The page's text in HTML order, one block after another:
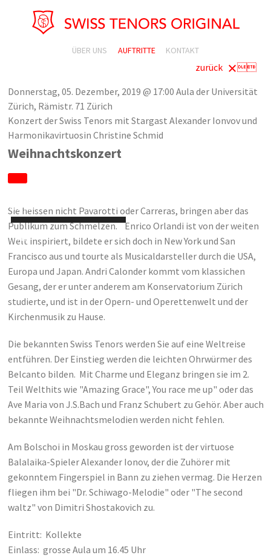
ÜBER UNS AUFTRITTE KONTAKT
zurück

Donnerstag, 05. Dezember, 2019 @ 17:00 Aula der Universität
Zürich, Rämistr. 71 Zürich
Konzert der Swiss Tenors mit Stargast Alexander Ionvov und
Harmonikavirtuosin Christine Schmid
Weihnachtskonzert
Audio-
00:00
00:00
Sie heissen nicht Pavarotti oder Carreras, bringen aber das
Publikum zum Schmelzen. Enrico Orlandi ist von der weiten
Welt inspiriert, bildete er sich doch in New York und San
Francisco aus und tourte als Musicaldarsteller durch die USA,
Europa und Japan. Andri Calonder kommt vom klassichen
Gesang, der er unter anderem am Konservatorium Zürich
studierte, und ist in der Opern- und Operettenwelt und der
Kirchenmusik zu Hause.
Die bekannten Swiss Tenors werden Sie auf eine Weltreise
entführen. Der Einstieg werden die leichten Ohrwürmer des
Belcanto bilden. Mit Charme und Eleganz bringen sie im 2.
Teil Welthits wie "Amazing Grace", You race me up" oder das
Ave Maria von J.S.Bach und Franz Schubert zu Gehör. Aber auch
bekannte Weihnachtsmelodien werden nicht fehlen.
Am Bolschoi in Moskau gross geworden ist der virtuose
Balalaika-Spieler Alexander Ionov, der die Zuhörer mit
gekonntem Fingerspiel in Bann zu ziehen vermag. Die Herzen
fliegen ihm bei "Dr. Schiwago-Melodie" oder "The second
waltz" von Dimitri Shostakovich zu.
Eintritt: Kollekte
Einlass: grosse Aula um 16.45 Uhr